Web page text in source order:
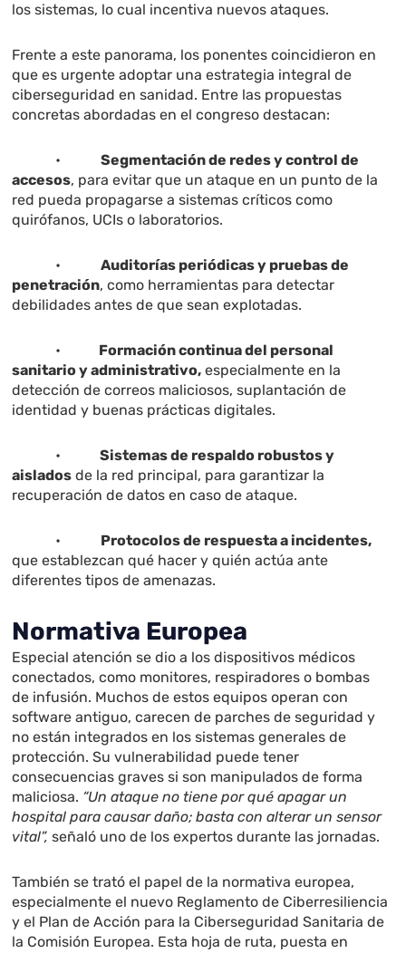
los sistemas, lo cual incentiva nuevos ataques.
Frente a este panorama, los ponentes coincidieron en
que es urgente adoptar una estrategia integral de
ciberseguridad en sanidad. Entre las propuestas
concretas abordadas en el congreso destacan:
•Segmentación de redes y control de
accesos, para evitar que un ataque en un punto de la
red pueda propagarse a sistemas críticos como
quirófanos, UCIs o laboratorios.
•Auditorías periódicas y pruebas de
penetración, como herramientas para detectar
debilidades antes de que sean explotadas.
•
Formación continua del personal
sanitario y administrativo, especialmente en la
detección de correos maliciosos, suplantación de
identidad y buenas prácticas digitales.
•
Sistemas de respaldo robustos y
aislados de la red principal, para garantizar la
recuperación de datos en caso de ataque.
• Protocolos de respuesta a incidentes,
que establezcan qué hacer y quién actúa ante
diferentes tipos de amenazas.
Normativa Europea
Especial atención se dio a los dispositivos médicos
conectados, como monitores, respiradores o bombas
de infusión. Muchos de estos equipos operan con
software antiguo, carecen de parches de seguridad y
no están integrados en los sistemas generales de
protección. Su vulnerabilidad puede tener
consecuencias graves si son manipulados de forma
maliciosa. “Un ataque no tiene por qué apagar un
hospital para causar daño; basta con alterar un sensor
vital”, señaló uno de los expertos durante las jornadas.
También se trató el papel de la normativa europea,
especialmente el nuevo Reglamento de Ciberresiliencia
y el Plan de Acción para la Ciberseguridad Sanitaria de
la Comisión Europea. Esta hoja de ruta, puesta en